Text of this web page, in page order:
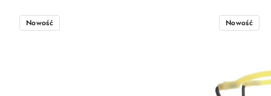
Nowość Nowość